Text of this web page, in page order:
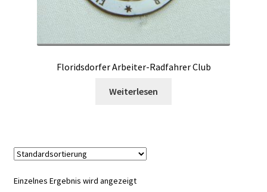
Floridsdorfer Arbeiter-Radfahrer Club
Weiterlesen
Einzelnes Ergebnis wird angezeigt